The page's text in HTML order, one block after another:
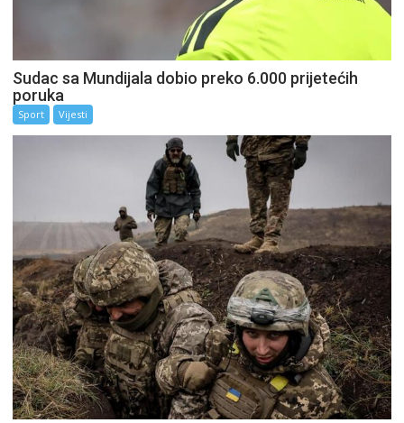
Sudac sa Mundijala dobio preko 6.000 prijetećih
poruka
Sport Vijesti